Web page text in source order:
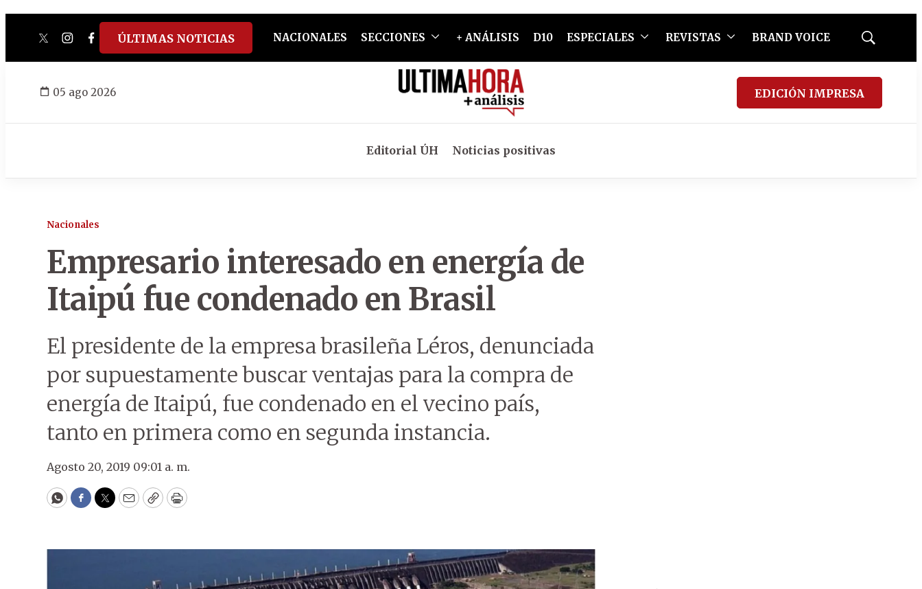
twitterinstagram
facebook
tiktokyoutube
spotify
ÚLTIMAS NOTICIAS NACIONALES SECCIONES + ANÁLISIS D10 ESPECIALES REVISTAS BRAND VOICE
Mostrar
05 ago 2026 EDICIÓN IMPRESA
Editorial ÚH Noticias positivas
Nacionales
Empresario interesado en energía de
Itaipú fue condenado en Brasil
El presidente de la empresa brasileña Léros, denunciada
por supuestamente buscar ventajas para la compra de
energía de Itaipú, fue condenado en el vecino país,
tanto en primera como en segunda instancia.
Agosto 20, 2019 09:01 a. m.
WhatsApp
Facebook
Twitter
EmailCopyPrint